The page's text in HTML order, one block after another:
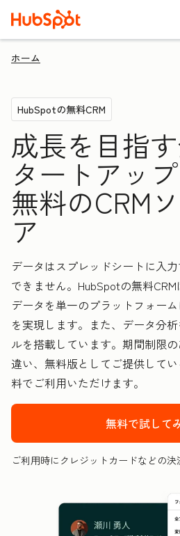
ホーム
HubSpotの無料CRM
成長を目指
タートアッ
無料のCRM
ア
データはスプレッドシートに入
できません。HubSpotの無料
データを単一のプラットフォー
を実現します。また、データ分
ルを搭載しています。期間制限
違い、無料版としてご提供して
料でご利用いただけます。
無料で試して
ご利用時にクレジットカードなどの決